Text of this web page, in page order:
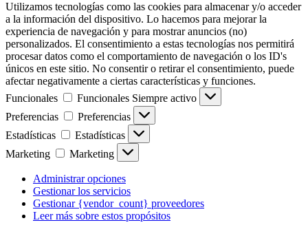
Utilizamos tecnologías como las cookies para almacenar y/o acceder
a la información del dispositivo. Lo hacemos para mejorar la
experiencia de navegación y para mostrar anuncios (no)
personalizados. El consentimiento a estas tecnologías nos permitirá
procesar datos como el comportamiento de navegación o los ID's
únicos en este sitio. No consentir o retirar el consentimiento, puede
afectar negativamente a ciertas características y funciones.
Funcionales
Funcionales Siempre activo
Preferencias
Preferencias
Estadísticas
Estadísticas
Marketing
Marketing
Administrar opciones
Gestionar los servicios
Gestionar {vendor_count} proveedores
Leer más sobre estos propósitos